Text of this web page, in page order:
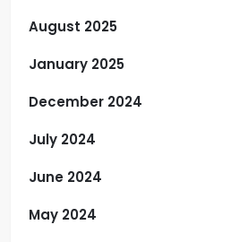
August 2025
January 2025
December 2024
July 2024
June 2024
May 2024